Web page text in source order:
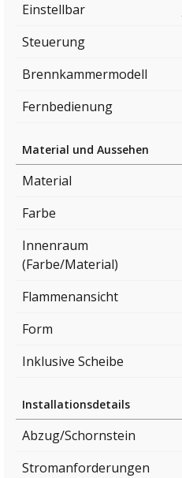
Einstellbar
Steuerung
Brennkammermodell
Fernbedienung
Material und Aussehen
Material
Farbe
Innenraum
(Farbe/Material)
Flammenansicht
Form
Inklusive Scheibe
Installationsdetails
Abzug/Schornstein
Stromanforderungen